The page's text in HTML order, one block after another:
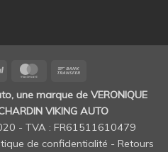
PayPal MasterCard
une marque de VERONIQUE
VIKING AUTO
- TVA : FR61511610479
de confidentialité - Retours